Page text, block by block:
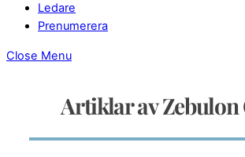
Ledare
Prenumerera
Close Menu
Artiklar av